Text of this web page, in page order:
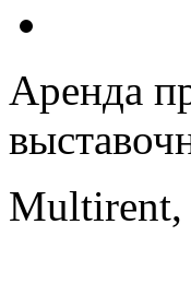
Аренда
Multirent,